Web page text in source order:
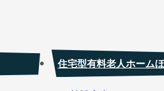
住宅型有料老人ホーム